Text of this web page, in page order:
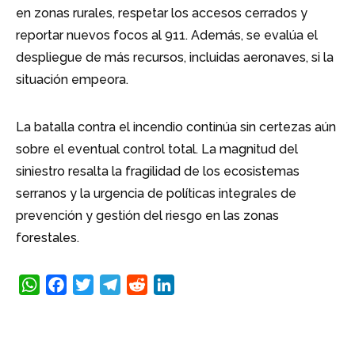
en zonas rurales, respetar los accesos cerrados y
reportar nuevos focos al 911. Además, se evalúa el
despliegue de más recursos, incluidas aeronaves, si la
situación empeora.
La batalla contra el incendio continúa sin certezas aún
sobre el eventual control total. La magnitud del
siniestro resalta la fragilidad de los ecosistemas
serranos y la urgencia de políticas integrales de
prevención y gestión del riesgo en las zonas
forestales.
WhatsAppFacebookTwitterTelegram
Reddit